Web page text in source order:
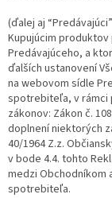
(ďalej aj
Kupujúcim produktov
Predávajúceho, a
ďalších ustanovení
na webovom sídle
spotrebiteľa, v rámci
zákonov: Zákon č.
doplnení niektorých
40/1964 Z.z.
v bode 4.4. tohto
medzi Obchodníkom
spotrebiteľa.